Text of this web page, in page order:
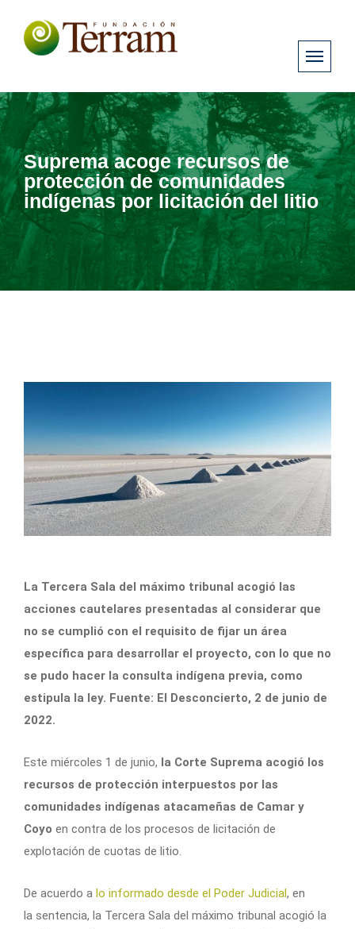
Suprema acoge recursos de
protección de comunidades
indígenas por licitación del litio
La Tercera Sala del máximo tribunal acogió las
acciones cautelares presentadas al considerar que
no se cumplió con el requisito de fijar un área
específica para desarrollar el proyecto, con lo que no
se pudo hacer la consulta indígena previa, como
estipula la ley. Fuente: El Desconcierto, 2 de junio de
2022.
Este miércoles 1 de junio, la Corte Suprema acogió los
recursos de protección interpuestos por las
comunidades indígenas atacameñas de Camar y
Coyo en contra de los procesos de licitación de
explotación de cuotas de litio.
De acuerdo a lo informado desde el Poder Judicial, en
la sentencia, la Tercera Sala del máximo tribunal acogió la